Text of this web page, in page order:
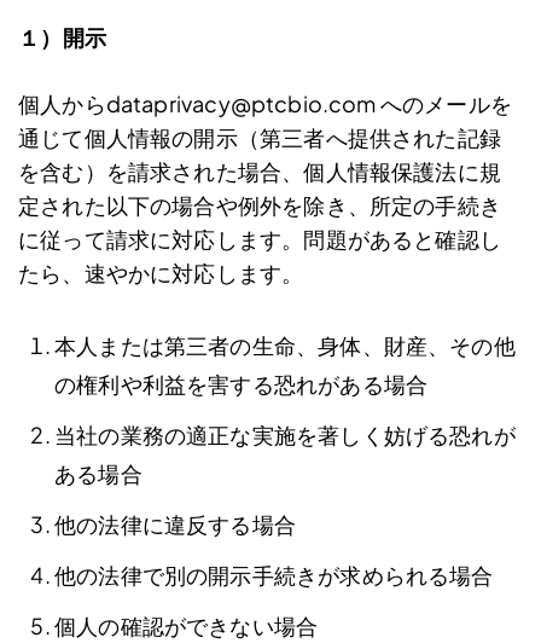
１）開示
個人からdataprivacy@ptcbio.com へのメールを
通じて個人情報の開示（第三者へ提供された記録
を含む）を請求された場合、個人情報保護法に規
定された以下の場合や例外を除き、所定の手続き
に従って請求に対応します。問題があると確認し
たら、速やかに対応します。
本人または第三者の生命、身体、財産、その他
の権利や利益を害する恐れがある場合
当社の業務の適正な実施を著しく妨げる恐れが
ある場合
他の法律に違反する場合
他の法律で別の開示手続きが求められる場合
個人の確認ができない場合